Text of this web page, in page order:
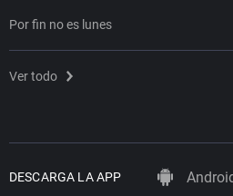
Por fin no es lunes
Ver todo
DESCARGA LA APP